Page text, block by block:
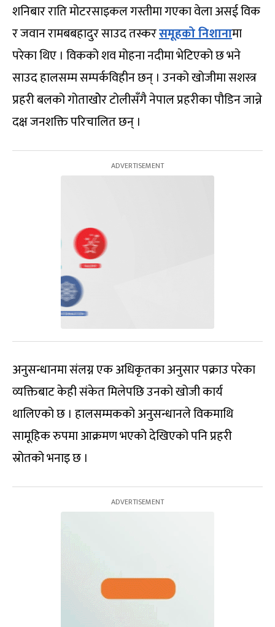
शनिबार राति मोटरसाइकल गस्तीमा गएका वेला असई विक
र जवान रामबबहादुर साउद तस्करसमूहको निशानामा
परेका थिए । विकको शव मोहना नदीमा भेटिएको छ भने
साउद हालसम्म सम्पर्कविहीन छन् । उनको खोजीमा सशस्त्र
प्रहरी बलको गोताखोेर टोलीसँगै नेपाल प्रहरीका पौडिन जान्ने
दक्ष जनशक्ति परिचालित छन् ।
अनुसन्धानमा संलग्न एक अधिकृतका अनुसार पक्राउ परेका
व्यक्तिबाट केही संकेत मिलेपछि उनको खोजी कार्य
थालिएको छ । हालसम्मकको अनुसन्धानले विकमाथि
सामूहिक रुपमा आक्रमण भएको देखिएको पनि प्रहरी
स्रोतको भनाइ छ ।